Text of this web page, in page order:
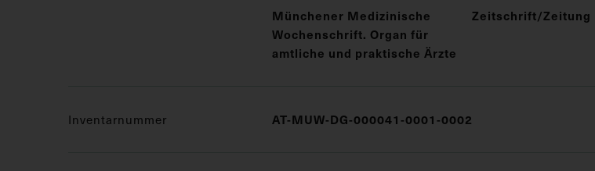
Münchener Medizinische
Wochenschrift. Organ für
amtliche und praktische Ärzte
Zeitschrift/Zeitung
Inventarnummer AT-MUW-DG-000041-0001-0002